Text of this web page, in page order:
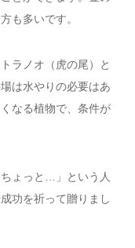
も多いです。
ラノオ（虎の尾）と
は水やりの必要はあ
なる植物で、条件が
ょっと…」という人
功を祈って贈りまし